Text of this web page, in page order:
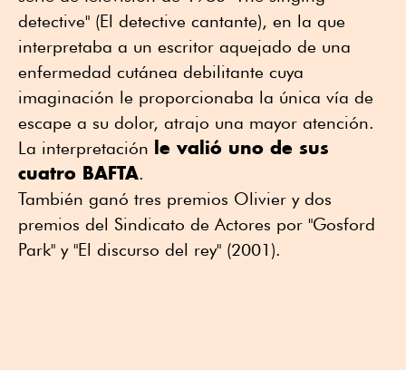
detective" (El detective cantante), en la que
interpretaba a un escritor aquejado de una
enfermedad cutánea debilitante cuya
imaginación le proporcionaba la única vía de
escape a su dolor, atrajo una mayor atención.
La interpretación le valió uno de sus
cuatro BAFTA.
También ganó tres premios Olivier y dos
premios del Sindicato de Actores por "Gosford
Park" y "El discurso del rey" (2001).